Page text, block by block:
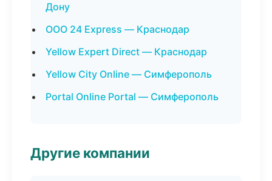
Дону
ООО 24 Express — Краснодар
Yellow Expert Direct — Краснодар
Yellow City Online — Симферополь
Portal Online Portal — Симферополь
Другие компании